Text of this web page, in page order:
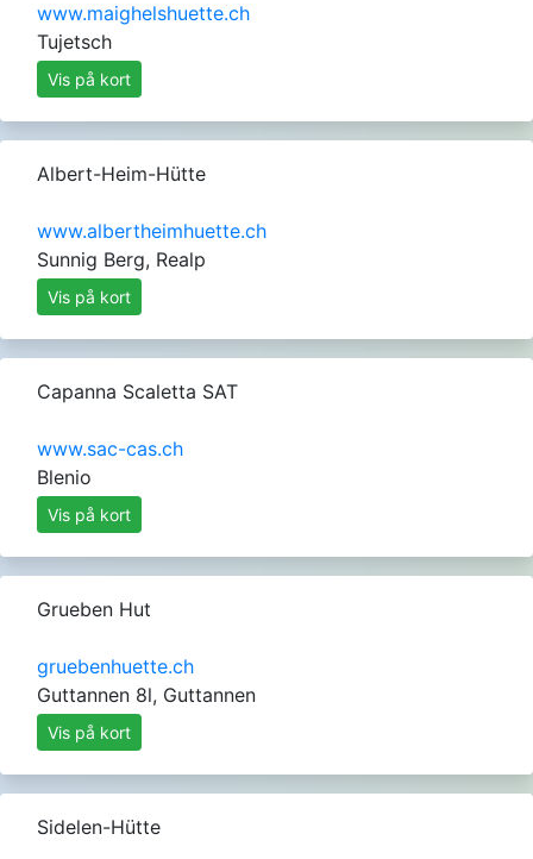
www.maighelshuette.ch
Tujetsch
Vis på kort
Albert-Heim-Hütte
www.albertheimhuette.ch
Sunnig Berg, Realp
Vis på kort
Capanna Scaletta SAT
www.sac-cas.ch
Blenio
Vis på kort
Grueben Hut
gruebenhuette.ch
Guttannen 8l, Guttannen
Vis på kort
Sidelen-Hütte